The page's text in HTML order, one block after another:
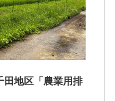
田地区「農業用排